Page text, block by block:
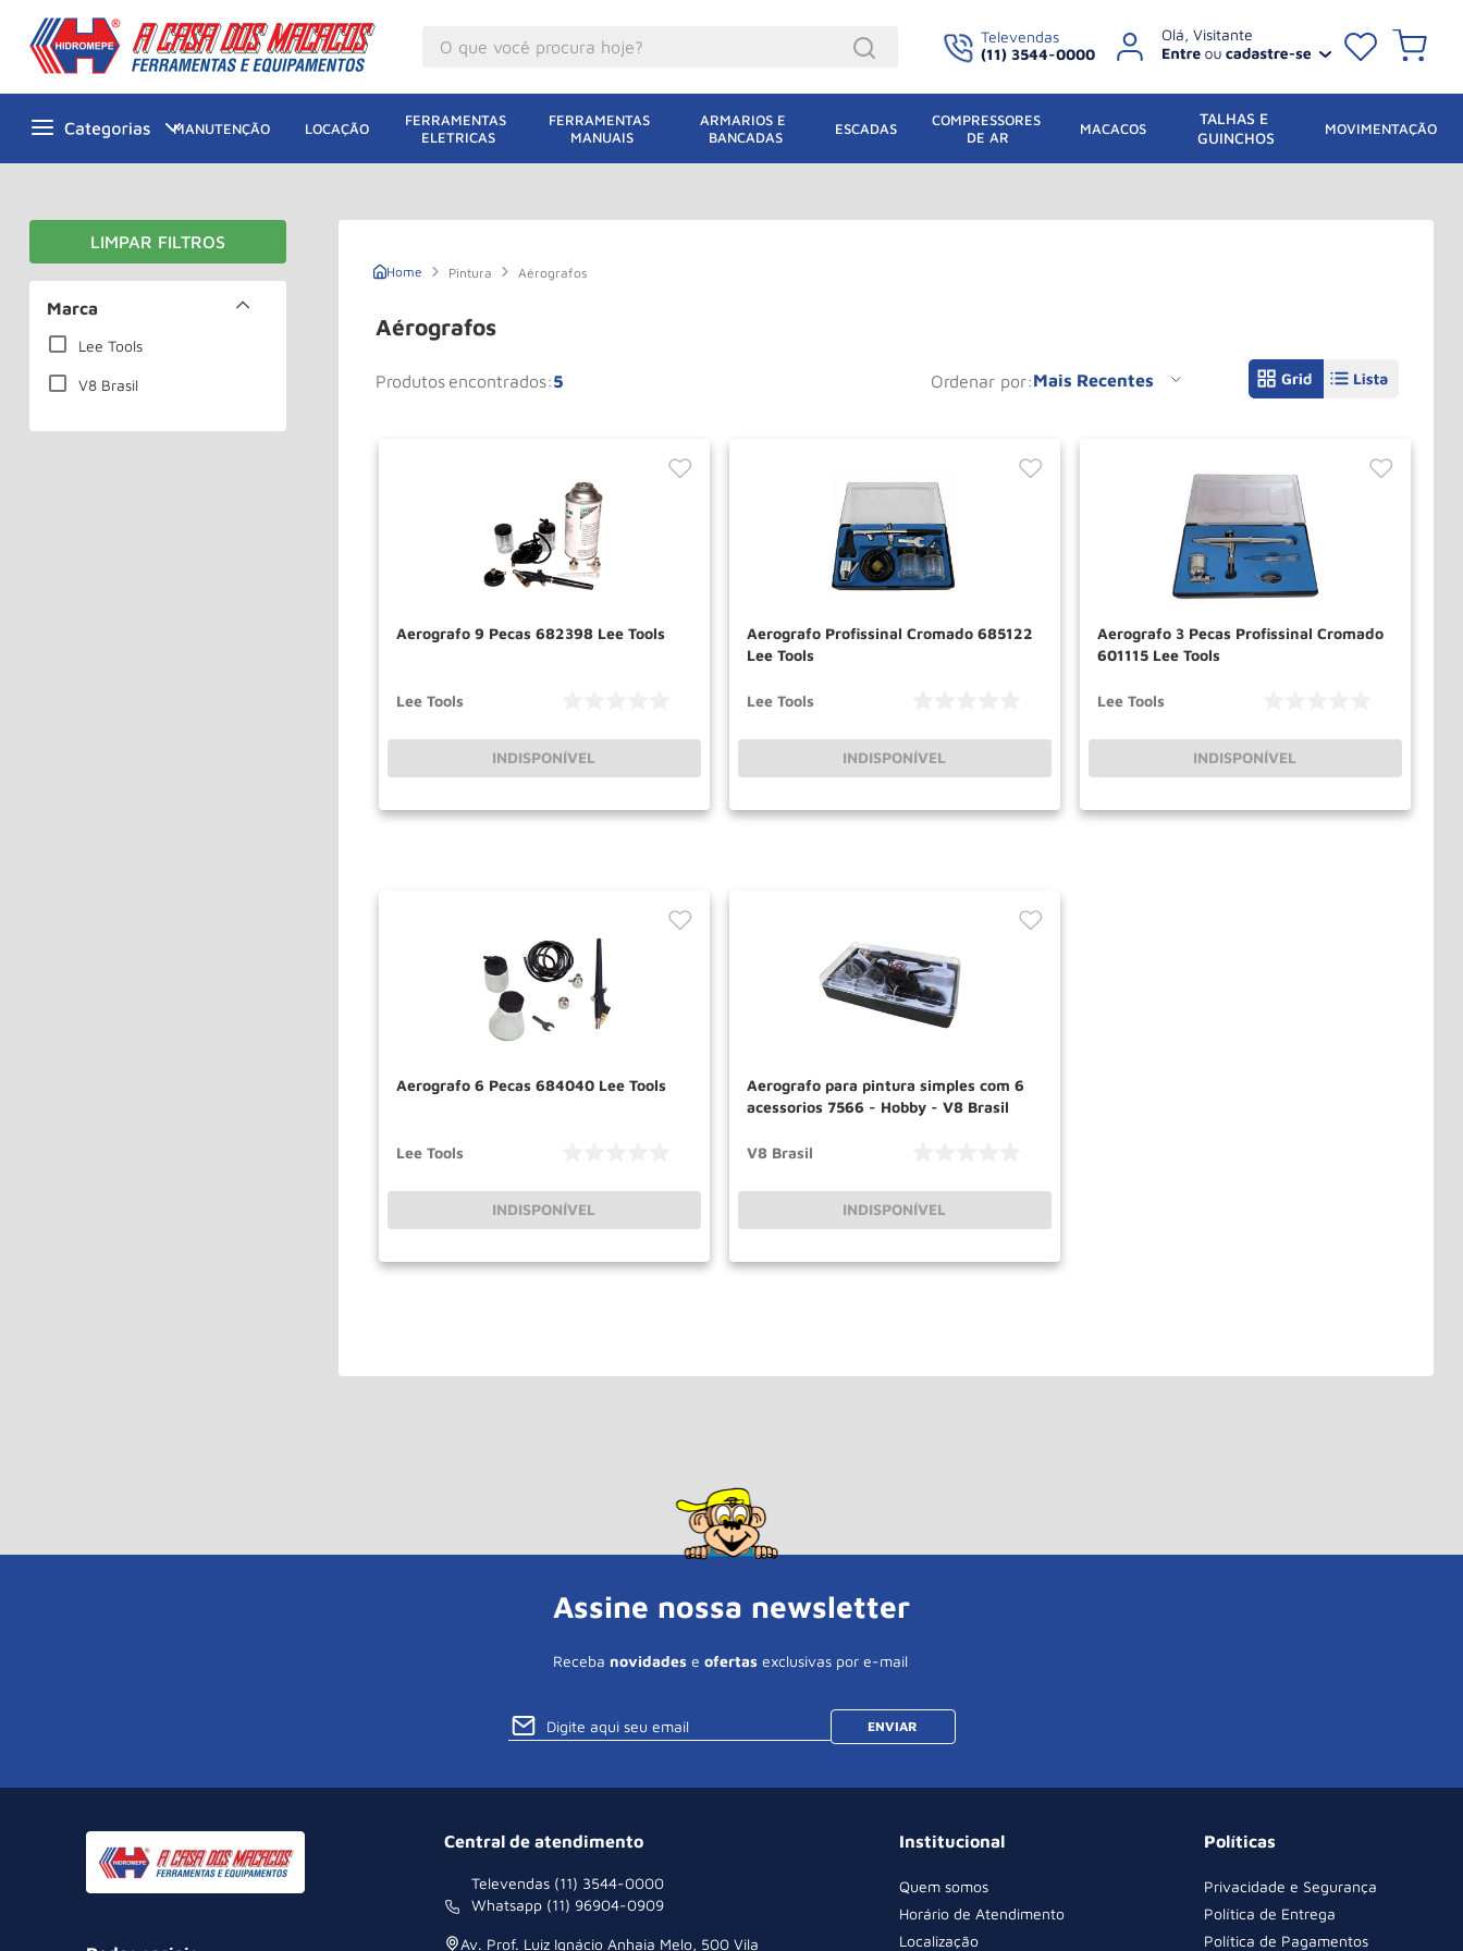
Televendas
(11) 3544-0000
MANUTENÇÃO LOCAÇÃO
FERRAMENTAS
ELETRICAS
FERRAMENTAS
MANUAIS
ARMARIOS E
BANCADAS
ESCADAS
COMPRESSORES
DE AR
MACACOS
TALHAS E
GUINCHOS
MOVIMENTAÇÃO
Marca
Lee Tools
V8 Brasil
Pintura Aérografos
Aérografos
5
Produtos ordenar por Mais Recentes
Aerografo 9 Pecas 682398 Lee Tools
Lee Tools
INDISPONÍVEL
Aerografo Profissinal Cromado 685122
Lee Tools
Lee Tools
INDISPONÍVEL
Aerografo 3 Pecas Profissinal Cromado
601115 Lee Tools
Lee Tools
INDISPONÍVEL
Aerografo 6 Pecas 684040 Lee Tools
Lee Tools
INDISPONÍVEL
Aerografo para pintura simples com 6
acessorios 7566 - Hobby - V8 Brasil
V8 Brasil
INDISPONÍVEL
Assine nossa newsletter
Receba novidades e ofertas exclusivas por e-mail
ENVIAR
Central de atendimento
Televendas (11) 3544-0000
Whatsapp (11) 96904-0909
Av. Prof. Luiz Ignácio Anhaia Melo, 500 Vila
Institucional
Quem somos
Horário de Atendimento
Localização
Políticas
Privacidade e Segurança
Política de Entrega
Política de Pagamentos
1º Macacos
º Guincho
8 º Talha